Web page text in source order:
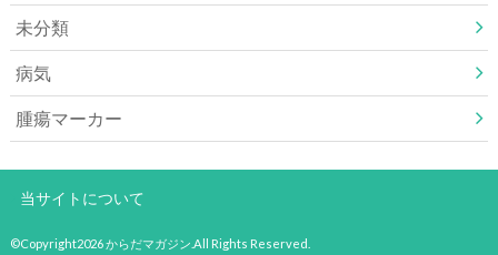
未分類
病気
腫瘍マーカー
当サイトについて
©Copyright2026からだマガジン .All Rights Reserved.